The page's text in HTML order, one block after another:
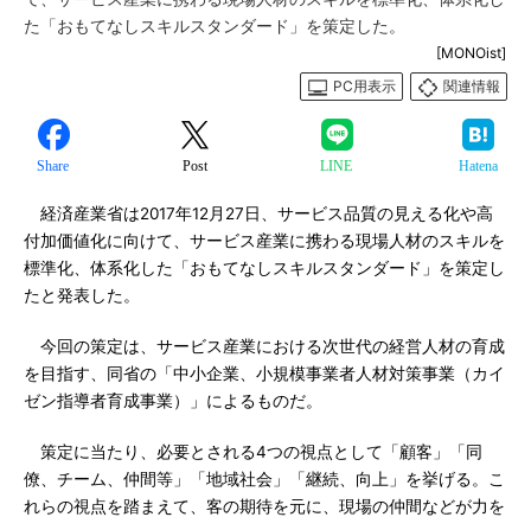
た「おもてなしスキルスタンダード」を策定した。
[MONOist]
PC用表示
関連情報
Share Post LINE Hatena
経済産業省は2017年12月27日、サービス品質の見える化や高
付加価値化に向けて、サービス産業に携わる現場人材のスキルを
標準化、体系化した「おもてなしスキルスタンダード」を策定し
たと発表した。
今回の策定は、サービス産業における次世代の経営人材の育成
を目指す、同省の「中小企業、小規模事業者人材対策事業（カイ
ゼン指導者育成事業）」によるものだ。
策定に当たり、必要とされる4つの視点として「顧客」「同
僚、チーム、仲間等」「地域社会」「継続、向上」を挙げる。こ
れらの視点を踏まえて、客の期待を元に、現場の仲間などが力を